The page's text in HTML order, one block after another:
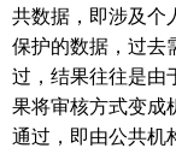
共数据，即涉及个
保护的数据，过去
过，结果往往是由
果将审核方式变成
通过，即由公共机